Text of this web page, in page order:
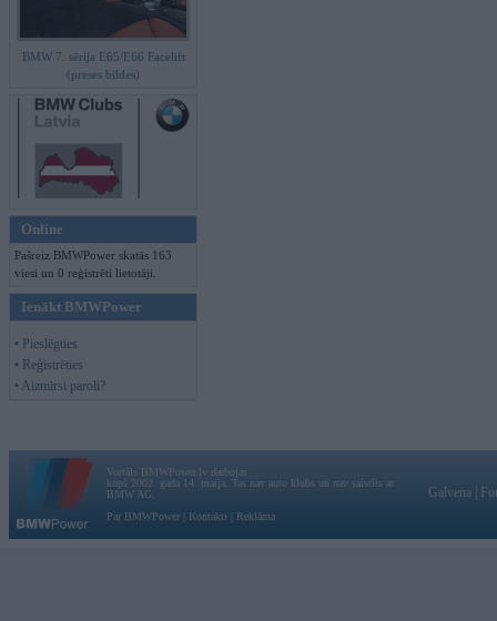
BMW 7. sērija E65/E66 Facelift
(preses bildes)
Online
Pašreiz BMWPower skatās 163
viesi un 0 reģistrēti lietotāji.
Ienākt BMWPower
• Pieslēgties
• Reģistrēties
• Aizmirsi paroli?
Vortāls BMWPower.lv darbojas
kopš 2002. gada 14. maija. Tas nav auto klubs un nav saistīts ar
BMW AG.
Par BMWPower
Kontakti Reklāma
Galvena